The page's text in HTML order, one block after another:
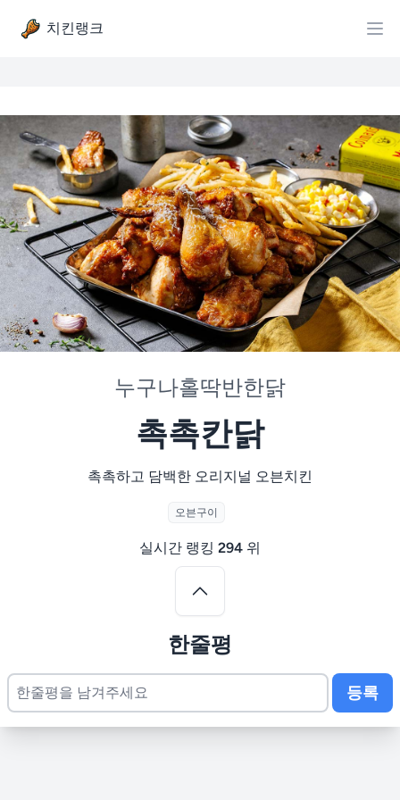
치킨랭크
누구나홀딱반한닭
촉촉칸닭
촉촉하고 담백한 오리지널 오븐치킨
오븐구이
실시간 랭킹 294 위
한줄평
등록